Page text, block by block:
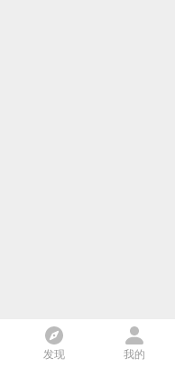
发现 我的